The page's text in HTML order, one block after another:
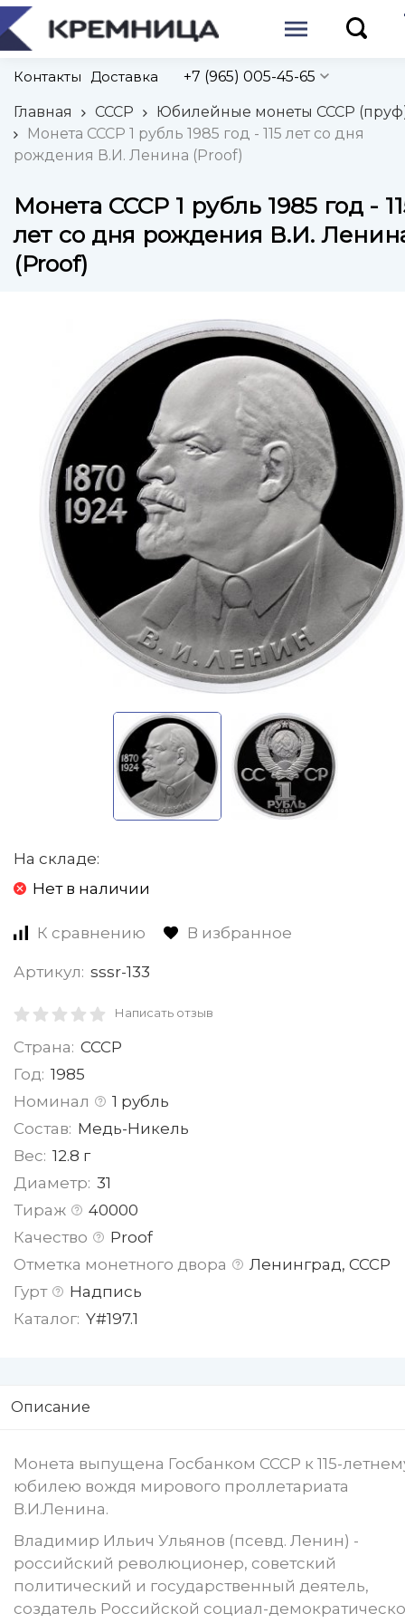
Контакты Доставка +7 (965) 005-45-65
Главная СССР
Юбилейные монеты СССР
Монета СССР 1 рубль 1985 год - 115 лет со дня
рождения В.И. Ленина (Proof)
Монета СССР 1 рубль 1985 год -
лет со дня рождения В.И.
(Proof)
На складе:
Нет в наличии
К сравнению В избранное
Артикул: sssr-133
Написать отзыв
Страна: СССР
Год: 1985
Номинал
1 рубль
Состав: Медь-Никель
Вес: 12.8 г
Диаметр: 31
Тираж
40000
Качество
Proof
Отметка монетного двора
Ленинград, СССР
Гурт
Надпись
Каталог: Y#197.1
Описание
Монета выпущена Госбанком СССР к 115-
юбилею вождя мирового проллетариата
В.И.Ленина.
Владимир Ильич Ульянов (псевд. Ленин) -
российский революционер, советский
политический и государственный деятель,
создатель Российской социал-